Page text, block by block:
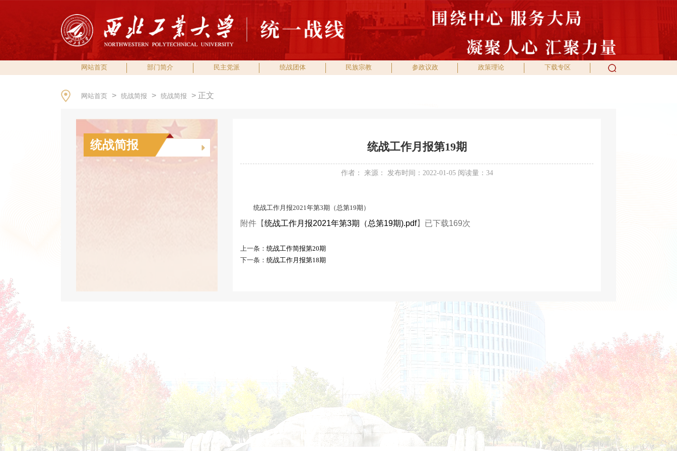
网站首页 部门简介 民主党派 统战团体 民族宗教 参政议政 政策理论 下载专区
网站首页 > 统战简报 > 统战简报 > 正文
统战简报 统战工作月报第19期
作者： 来源： 发布时间：2022-01-05 阅读量： 34
统战工作月报2021年第3期（总第19期）
附件【统战工作月报2021年第3期（总第19期).pdf】已下载169次
上一条：统战工作简报第20期
下一条：统战工作月报第18期